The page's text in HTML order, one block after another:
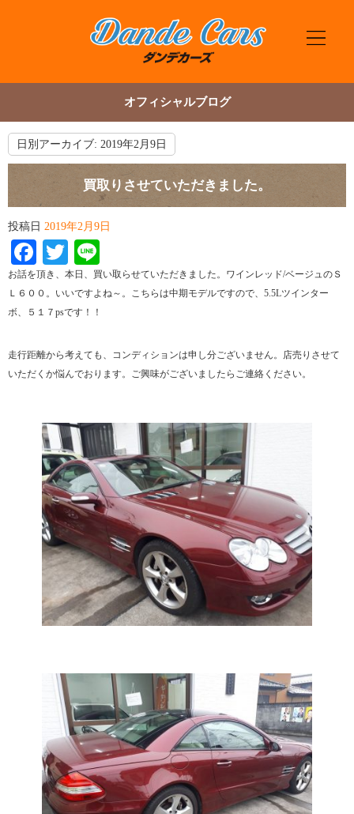
オフィシャルブログ
日別アーカイブ: 2019年2月9日
買取りさせていただきました。
投稿日 2019年2月9日
Facebook
Twitter
お話を頂き、本日、買い取らせていただきました。ワインレッド/ベージュのＳ
Ｌ６００。いいですよね～。こちらは中期モデルですので、5.5Lツインター
ボ、５１７psです！！
走行距離から考えても、コンディションは申し分ございません。店売りさせて
いただくか悩んでおります。ご興味がございましたらご連絡ください。